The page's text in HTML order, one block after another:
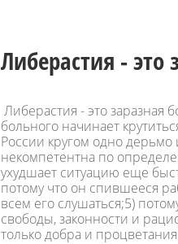
Либерастия - это
Либерастия - это заразная
больного начинает
России кругом одно дерьмо
некомпетентна по
ухудшает ситуацию еще
потому что он спившееся
всем его слушаться;5)
свободы, законности и
только добра и